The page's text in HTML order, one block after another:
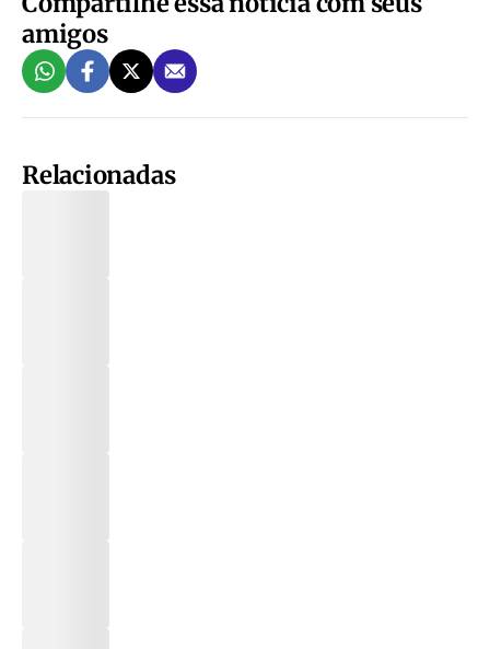
amigos
Relacionadas